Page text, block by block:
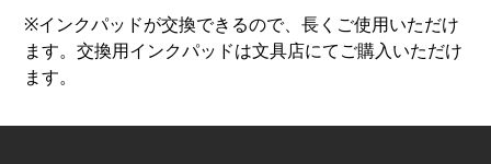
※インクパッドが交換できるので、長くご使用いただけ
ます。交換用インクパッドは文具店にてご購入いただけ
ます。